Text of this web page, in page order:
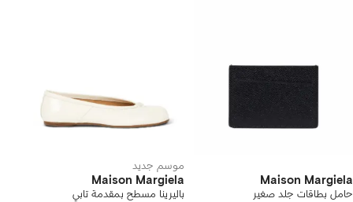
Maison Margiela
حامل بطاقات جلد صغير
موسم جديد
Maison Margiela
باليرينا مسطح بمقدمة تابي